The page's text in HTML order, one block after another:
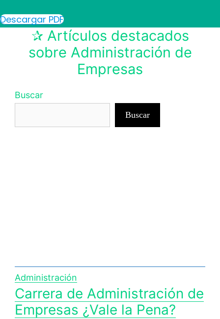
Descargar PDF
✰ Artículos destacados
sobre Administración de
Empresas
Buscar
Buscar
Administración
Carrera de Administración de
Empresas ¿Vale la Pena?